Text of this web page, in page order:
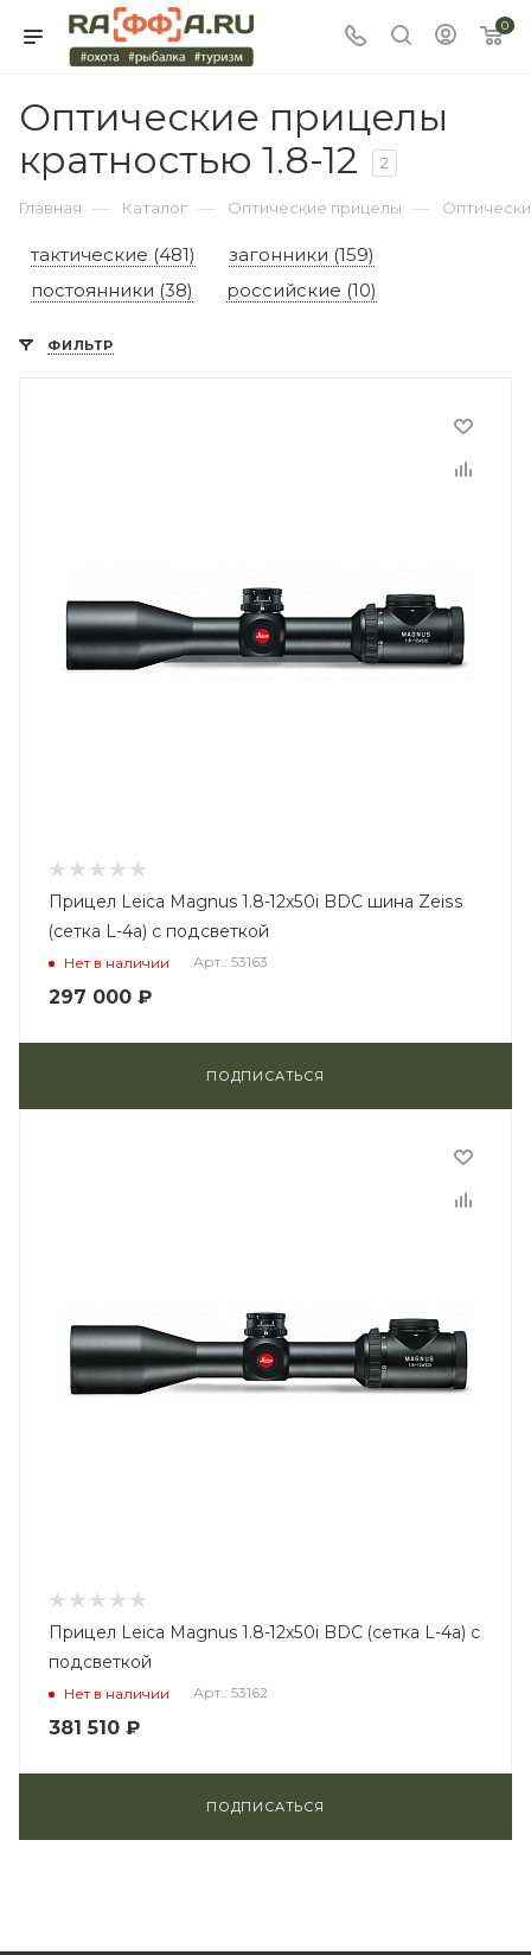
0
Оптические прицелы
кратностью 1.8-12
2
Главная — Каталог — Оптические прицелы —
тактические (481)
загонники (159)
постоянники (38)
российские (10)
ФИЛЬТР
Прицел Leica Magnus 1.8-12x50i BDC шина Zeiss
(сетка L-4a) с подсветкой
Нет в наличии Арт.: 53163
297 000 ₽
ПОДПИСАТЬСЯ
Прицел Leica Magnus 1.8-12x50i BDC (сетка L-4a) с
подсветкой
Нет в наличии Арт.: 53162
381 510 ₽
ПОДПИСАТЬСЯ